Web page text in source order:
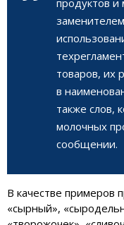
товаров, их
в
также слов,
молочных
сообщении.
В качестве примеров
«сырный»,